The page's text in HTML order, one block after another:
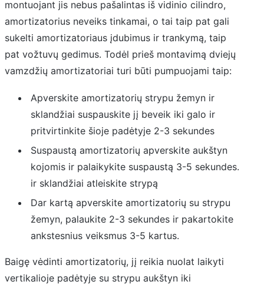
montuojant jis nebus pašalintas iš vidinio cilindro,
amortizatorius neveiks tinkamai, o tai taip pat gali
sukelti amortizatoriaus įdubimus ir trankymą, taip
pat vožtuvų gedimus. Todėl prieš montavimą dviejų
vamzdžių amortizatoriai turi būti pumpuojami taip:
Apverskite amortizatorių strypu žemyn ir
sklandžiai suspauskite jį beveik iki galo ir
pritvirtinkite šioje padėtyje 2-3 sekundes
Suspaustą amortizatorių apverskite aukštyn
kojomis ir palaikykite suspaustą 3-5 sekundes.
ir sklandžiai atleiskite strypą
Dar kartą apverskite amortizatorių su strypu
žemyn, palaukite 2-3 sekundes ir pakartokite
ankstesnius veiksmus 3-5 kartus.
Baigę vėdinti amortizatorių, jį reikia nuolat laikyti
vertikalioje padėtyje su strypu aukštyn iki